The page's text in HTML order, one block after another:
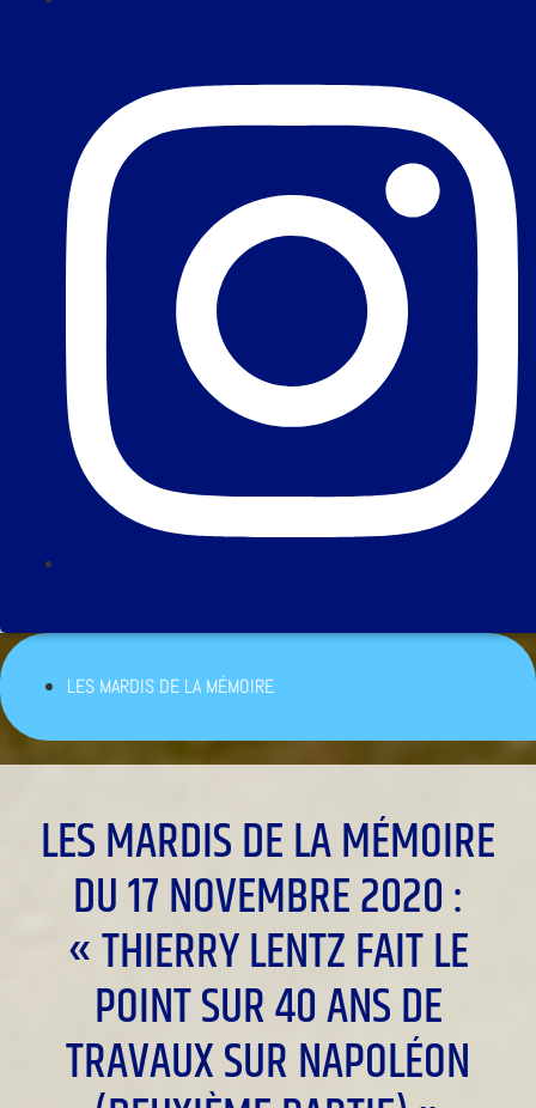
LES MARDIS DE LA MÉMOIRE
LES MARDIS DE LA MÉMOIRE
DU 17 NOVEMBRE 2020 :
« THIERRY LENTZ FAIT LE
POINT SUR 40 ANS DE
TRAVAUX SUR NAPOLÉON